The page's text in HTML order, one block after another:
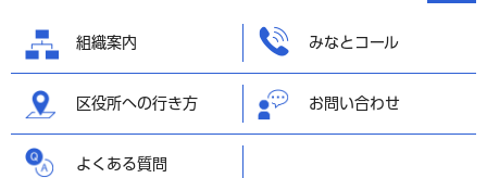
組織案内 みなとコール
区役所への行き方 お問い合わせ
よくある質問